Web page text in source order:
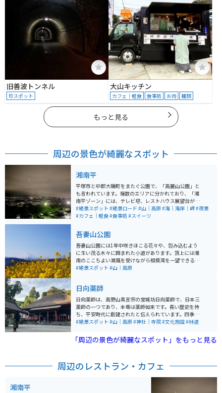
旧善波トンネル
珍スポット
大山キッチン
カフェ｜軽食 食事処 お肉 麺類
もっと見る
周辺の景色が綺麗なスポット
湘南平
平塚市と中郡大磯町をまたぐ公園で、「高麗山公園」と
も言われています。複数のエリアに分かれており、「湘
南平ゾーン」には、テレビ塔、レストハウス展望台があ
ります。他にもバーベキューを楽しめる「子供の森ゾー
ン」、自然が楽しめる「浅間山ゾーン」があります。春
スポットとして知られています。
#絶景スポット #絶景ロード #山｜高原#海｜海岸｜岬#夜景
#カフェ｜軽食#食事処 #スイーツ
吾妻山公園
吾妻山公園には1年中咲きほこる花々や、包み込むよう
に生い茂る木々に囲まれた小道があります。頂上には湘
南のここちよい潮風を受けながら相模湾を一望できる展
望台もあり、穏やかな時間の中で自然を満喫できる公園
もあります。
#絶景スポット #山｜高原
日向薬師
日向薬師は、高野山真言宗の宝城坊日向薬師で、日本三
薬師の一つであり、本尊は薬師如来です。長い歴史を持
ち、平安時代に創建されたと伝えられています。四季
折々の自然美に囲まれた場所で癒されます。特に、4月1
て様々な宗教行事が開催されます。山の中森の中を進ん
でいくと看板があります。駐車場は無料です。中に仏像
#絶景スポット #山｜高原#神社｜寺院#文化施設#林道
「周辺の景色が綺麗なスポット」をもっと見る
周辺のレストラン・カフェ
湘南平